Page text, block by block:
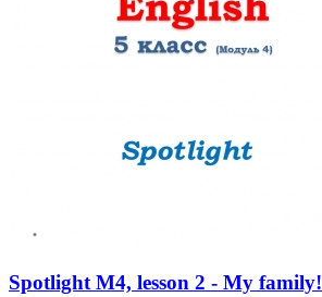
Spotlight M4, lesson 2 - My family!